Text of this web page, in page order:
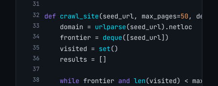
def crawl_site(seed_url, max_pages=50 ,
    domain =
urlparse(seed_url).netloc
    frontier =
deque([seed_url])
    visited =
set()
    results = []
while frontier and len(visited) <